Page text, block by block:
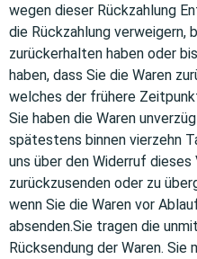
wegen dieser Rückzahlung
die Rückzahlung verweigern,
zurückerhalten haben oder
haben, dass Sie die Waren
welches der frühere
Sie haben die Waren
spätestens binnen vierzehn
uns über den Widerruf
zurückzusenden oder zu
wenn Sie die Waren vor
absenden.Sie tragen die
Rücksendung der Waren.